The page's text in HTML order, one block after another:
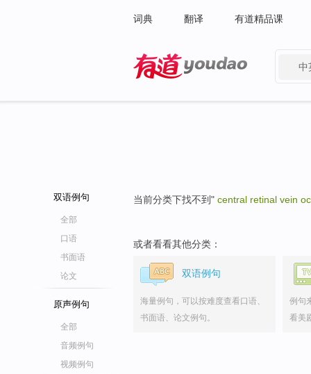
词典 翻译 有道精品课
中
双语例句
全部
口语
书面语
论文
原声例句
全部
音频例句
视频例句
当前分类下找不到" central retinal vein
或者看看其他分类：
双语例句
海量例句，可以按难度查看口语、
书面语、论文例句。
例句
看美